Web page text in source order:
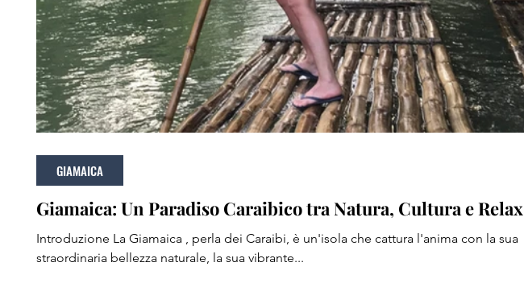
Giamaica: Un Paradiso Caraibico tra Natura, Cultura e Relax
Introduzione La Giamaica , perla dei Caraibi, è un'isola che cattura l'anima con la sua
straordinaria bellezza naturale, la sua vibrante...
GIAMAICA